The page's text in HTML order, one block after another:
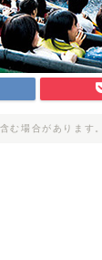
む場合があります。